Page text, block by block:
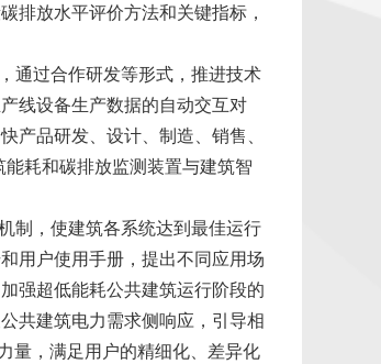
排放水平评价方法和关键指标，
通过合作研发等形式，推进技术
线设备生产数据的自动交互对
品研发、设计、制造、销售、
耗和碳排放监测装置与建筑智
制，使建筑各系统达到最佳运行
用户使用手册，提出不同应用场
强超低能耗公共建筑运行阶段的
共建筑电力需求侧响应，引导相
量，满足用户的精细化、差异化